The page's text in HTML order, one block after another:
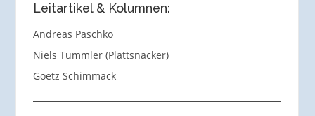
Leitartikel & Kolumnen:
Andreas Paschko
Niels Tümmler (Plattsnacker)
Goetz Schimmack